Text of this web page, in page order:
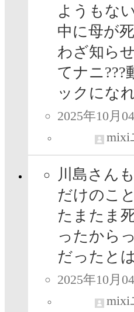
ようもな
中に母が
わざ知ら
てナニ???
ックにな
2025年10月
mixi
川島さん
だけのこ
たまたま
ったから
だったと
2025年10月
mixi